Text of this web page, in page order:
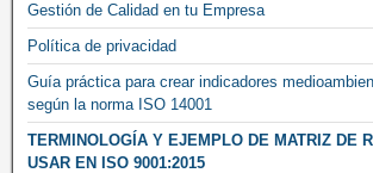
Gestión de Calidad en tu Empresa
Política de privacidad
Guía práctica para crear indicadores
según la norma ISO 14001
TERMINOLOGÍA Y EJEMPLO DE MATRIZ DE
USAR EN ISO 9001:2015